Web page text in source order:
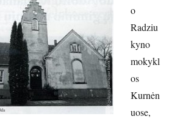
o
Radziu
kyno
mokykl
os
Kurnėn
uose,